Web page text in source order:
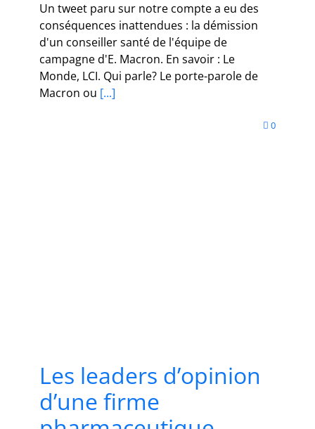
Un tweet paru sur notre compte a eu des
conséquences inattendues : la démission
d'un conseiller santé de l'équipe de
campagne d'E. Macron. En savoir : Le
Monde, LCI. Qui parle? Le porte-parole de
Macron ou [...]
0
Les leaders d’opinion
d’une firme